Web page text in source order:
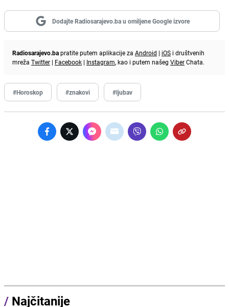
Dodajte Radiosarajevo.ba u omiljene Google izvore
Radiosarajevo.bapratite putem aplikacije za Android | iOS i društvenih
mreža Twitter | Facebook | Instagram, kao i putem našeg ViberChata.
#Horoskop #znakovi #ljubav
/ Najčitanije